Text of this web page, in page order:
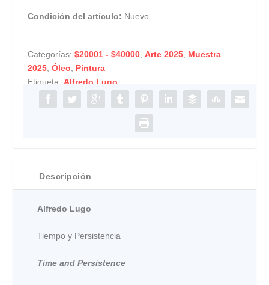
Condición del artículo: Nuevo
Categorías:$20001 - $40000 ,Arte 2025 Muestra
2025 ,Óleo
Pintura
Etiqueta:Alfredo Lugo
Descripción
Alfredo Lugo
Tiempo y Persistencia
Time and Persistence